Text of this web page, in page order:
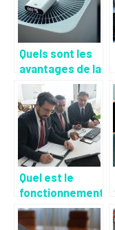
Quels sont les
avantages de la
soufflerie pour
skydancer ?
Quel est le
fonctionnement
du règlement
général de